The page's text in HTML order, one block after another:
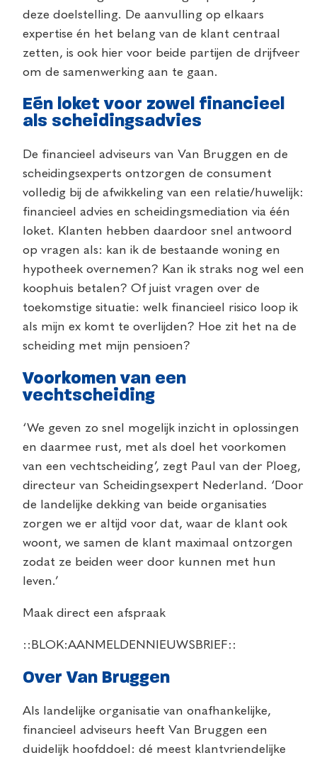
deze doelstelling. De aanvulling op elkaars
expertise én het belang van de klant centraal
zetten, is ook hier voor beide partijen de drijfveer
om de samenwerking aan te gaan.
Eén loket voor zowel financieel
als scheidingsadvies
De financieel adviseurs van Van Bruggen en de
scheidingsexperts ontzorgen de consument
volledig bij de afwikkeling van een relatie/huwelijk:
financieel advies en scheidingsmediation via één
loket. Klanten hebben daardoor snel antwoord
op vragen als: kan ik de bestaande woning en
hypotheek overnemen? Kan ik straks nog wel een
koophuis betalen? Of juist vragen over de
toekomstige situatie: welk financieel risico loop ik
als mijn ex komt te overlijden? Hoe zit het na de
scheiding met mijn pensioen?
Voorkomen van een
vechtscheiding
‘We geven zo snel mogelijk inzicht in oplossingen
en daarmee rust, met als doel het voorkomen
van een vechtscheiding’, zegt Paul van der Ploeg,
directeur van Scheidingsexpert Nederland. ‘Door
de landelijke dekking van beide organisaties
zorgen we er altijd voor dat, waar de klant ook
woont, we samen de klant maximaal ontzorgen
zodat ze beiden weer door kunnen met hun
leven.’
Maak direct een afspraak
::BLOK:AANMELDENNIEUWSBRIEF::
Over Van Bruggen
Als landelijke organisatie van onafhankelijke,
financieel adviseurs heeft Van Bruggen een
duidelijk hoofddoel: dé meest klantvriendelijke